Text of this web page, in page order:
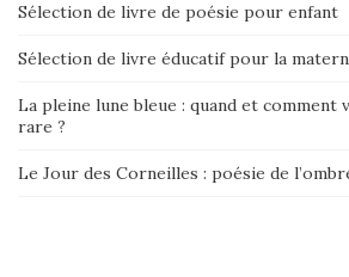
Sélection de livre de poésie pour enfant
Sélection de livre éducatif pour la
La pleine lune bleue : quand et comment
rare ?
Le Jour des Corneilles : poésie de